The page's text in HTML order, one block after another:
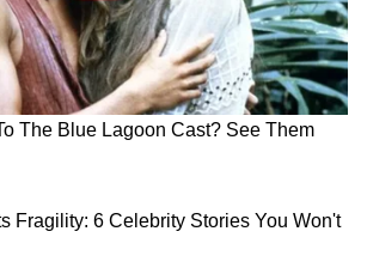
News
বড় উদ্যোগ রাজ্য সরকারের
এবার বড় উদ্যোগ নিল রাজ্য
সুবিধার্থে চালু হলো বিশেষ